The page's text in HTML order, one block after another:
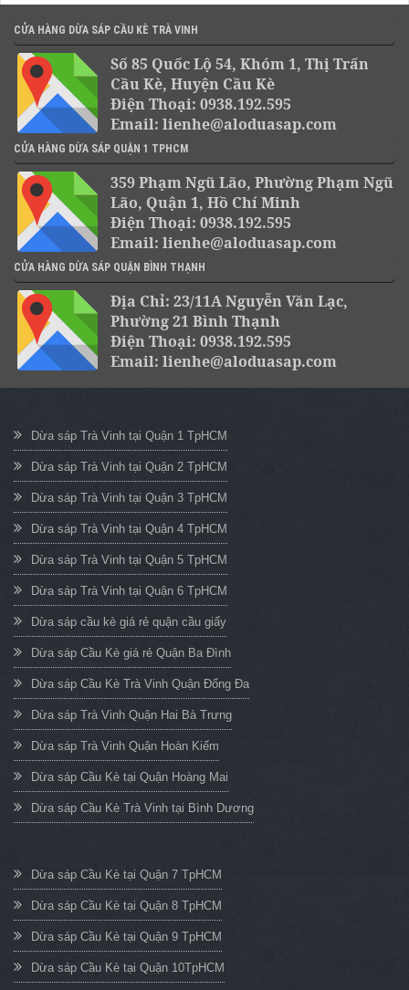
CỬA HÀNG DỪA SÁP CẦU KÈ TRÀ VINH
Số 85 Quốc Lộ 54, Khóm 1, Thị Trấn
Cầu Kè, Huyện Cầu Kè
Điện Thoại: 0938.192.595
Email: lienhe@aloduasap.com
CỬA HÀNG DỪA SÁP QUẬN 1 TPHCM
359 Phạm Ngũ Lão, Phường Phạm Ngũ
Lão, Quận 1, Hồ Chí Minh
Điện Thoại: 0938.192.595
Email: lienhe@aloduasap.com
CỬA HÀNG DỪA SÁP QUẬN BÌNH THẠNH
Địa Chỉ: 23/11A Nguyễn Văn Lạc,
Phường 21 Bình Thạnh
Điện Thoại: 0938.192.595
Email: lienhe@aloduasap.com
Dừa sáp Trà Vinh tại Quận 1 TpHCM
Dừa sáp Trà Vinh tại Quận 2 TpHCM
Dừa sáp Trà Vinh tại Quận 3 TpHCM
Dừa sáp Trà Vinh tại Quận 4 TpHCM
Dừa sáp Trà Vinh tại Quận 5 TpHCM
Dừa sáp Trà Vinh tại Quận 6 TpHCM
Dừa sáp cầu kè giá rẻ quận cầu giấy
Dừa sáp Cầu Kè giá rẻ Quận Ba Đình
Dừa sáp Cầu Kè Trà Vinh Quận Đống Đa
Dừa sáp Trà Vinh Quận Hai Bà Trưng
Dừa sáp Trà Vinh Quận Hoàn Kiếm
Dừa sáp Cầu Kè tại Quận Hoàng Mai
Dừa sáp Cầu Kè Trà Vinh tại Bình Dương
Dừa sáp Cầu Kè tại Quận 7 TpHCM
Dừa sáp Cầu Kè tại Quận 8 TpHCM
Dừa sáp Cầu Kè tại Quận 9 TpHCM
Dừa sáp Cầu Kè tại Quận 10TpHCM